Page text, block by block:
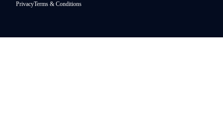
PrivacyTerms & Conditions